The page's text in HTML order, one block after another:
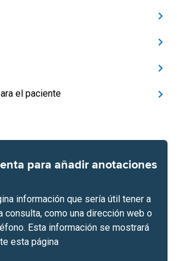
el paciente
para añadir anotaciones
información que sería útil tener a
consulta, como una dirección web o
Esta información se mostrará
esta página